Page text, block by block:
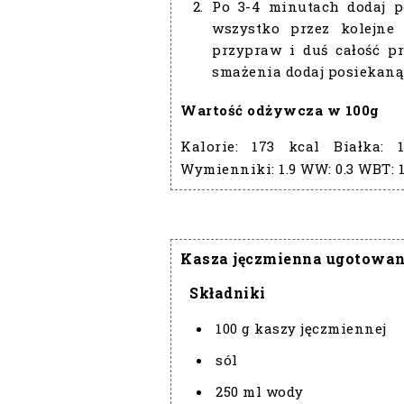
Po 3-4 minutach dodaj
wszystko przez
przypraw i duś całość
smażenia dodaj
Wartość odżywcza w 100g
Kalorie: 173 kcal Białka:
Wymienniki: 1.9 WW: 0.3 WBT:
Kasza jęczmienna
Składniki
100 g kaszy jęczmiennej
sól
250 ml wody